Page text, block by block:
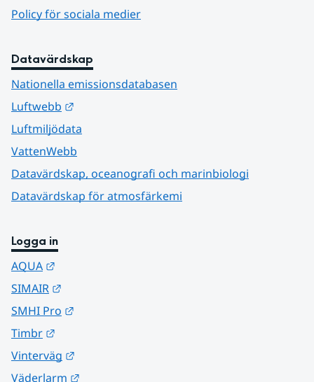
Policy för sociala medier
Datavärdskap
Nationella emissionsdatabasen
Luftwebb
Luftmiljödata
VattenWebb
Datavärdskap, oceanografi och marinbiologi
Datavärdskap för atmosfärkemi
Logga in
AQUA
SIMAIR
SMHI Pro
Timbr
Vinterväg
Väderlarm